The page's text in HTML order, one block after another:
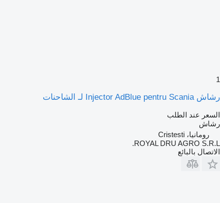
1
رشاش Injector AdBlue pentru Scania لـ الشاحنات
السعر عند الطلب
رشاش
رومانيا، Cristesti
ROYAL DRU AGRO S.R.L.
الاتصال بالبائع